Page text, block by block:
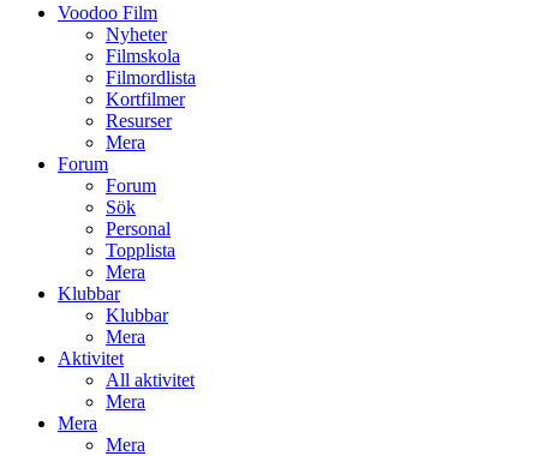
Voodoo Film
Nyheter
Filmskola
Filmordlista
Kortfilmer
Resurser
Mera
Forum
Forum
Sök
Personal
Topplista
Mera
Klubbar
Klubbar
Mera
Aktivitet
All aktivitet
Mera
Mera
Mera